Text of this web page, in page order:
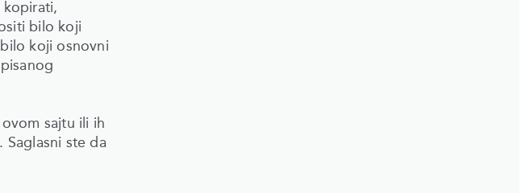
kopirati,
bilo koji
koji osnovni
sajtu ili ih
ste da